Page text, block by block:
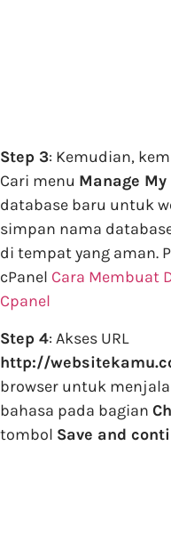
Step 3: Kemudian,
Cari menu Manage
database baru untuk
simpan nama
di tempat yang aman.
cPanel Cara Membuat
Cpanel
Step 4: Akses URL
http://
browser untuk
bahasa pada bagian
tombol Save and